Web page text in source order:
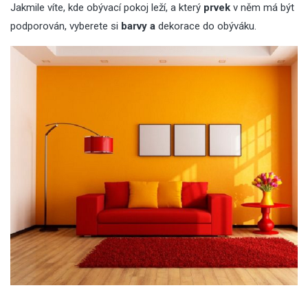
Jakmile víte, kde obývací pokoj leží, a který prvek v něm má být
podporován, vyberete si barvy a dekorace do obýváku.